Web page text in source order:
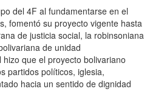
del 4F al fundamentarse en el
fomentó su proyecto vigente hasta
de justicia social, la robinsoniana
de unidad
que el proyecto bolivariano
partidos políticos, iglesia,
hacia un sentido de dignidad